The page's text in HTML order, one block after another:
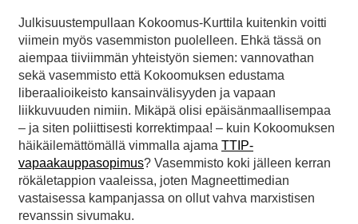
Julkisuustempullaan Kokoomus-Kurttila kuitenkin voitti
viimein myös vasemmiston puolelleen. Ehkä tässä on
aiempaa tiiviimmän yhteistyön siemen: vannovathan
sekä vasemmisto että Kokoomuksen edustama
liberaalioikeisto kansainvälisyyden ja vapaan
liikkuvuuden nimiin. Mikäpä olisi epäisänmaallisempaa
– ja siten poliittisesti korrektimpaa! – kuin Kokoomuksen
häikäilemättömällä vimmalla ajama TTIP-
vapaakauppasopimus? Vasemmisto koki jälleen kerran
rökäletappion vaaleissa, joten Magneettimedian
vastaisessa kampanjassa on ollut vahva marxistisen
revanssin sivumaku.